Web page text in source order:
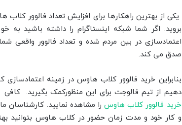
یکی از بهترین راهکارها برای افزایش تعداد فالوور
بروید. اگر شما شبکه اینستاگرام را داشته باشید به‌
اعتمادسازی در بین مردم شده و تعداد فالوور واقعی
صدق می کند.
بنابراین خرید فالوور کلاب هاوس در زمینه
دهیم از تیم فالوجت برای این منظورکمک بگیرید.
خرید فالوور کلاب هاوسرا مشاهده نمایید. کارشناسان
و کار خود و مدت زمان حضور در کلاب هاوس بتوانید